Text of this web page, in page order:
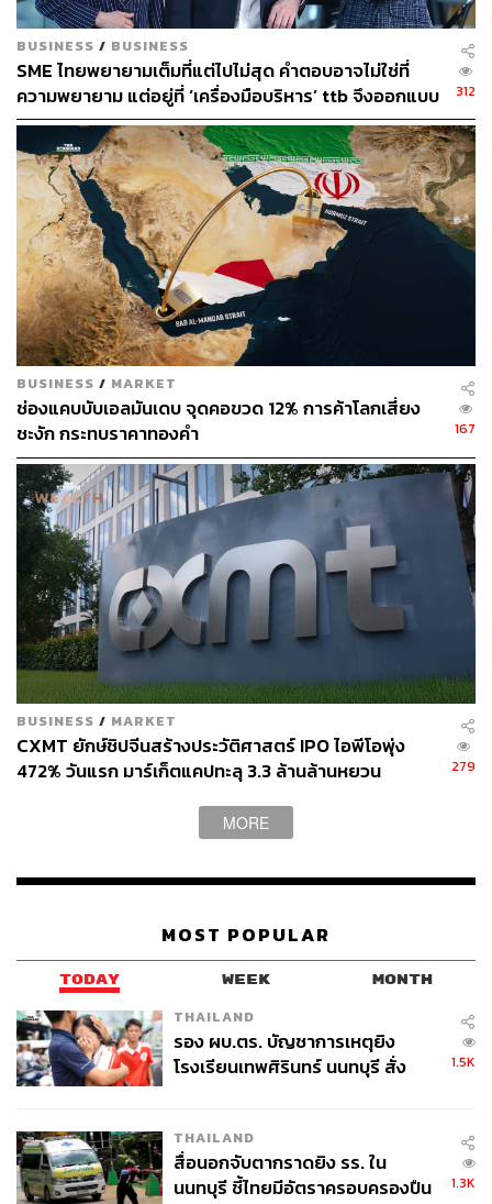
แนวโน้มธุรกิจรับจำนำ 5-10 ปี ข้างหน้า
สุธี พนาวร ประธานเจ้าหน้าที่บริหาร บริษัท ตั้งธนสิน จำกัด
มองว่า ธุรกิจ Easy money จะเติบโตอย่างต่อเนื่อง เนื่องจาก
ทุกวัฏจักรเศรษฐกิจ มนุษย์จะต้องมีการปรับตัว เพื่อหาทาง
รอด โดยเฉพาะช่วงเศรษฐกิจขาลง กลุ่มลูกค้า sme ที่เข้าไม่
ถึงสภาพคล่อง จะหันมาใช้บริการรับจำนำมากขึ้น เพื่อต่อย
อดธุรกิจใหม่ ให้เติบโตต่อไปได้ ซึ่ง Easy money ถือเป็น
พาร์ตเนอร์ที่ช่วยให้ผู้ประกอบการมีเงินทุนตั้งต้นธุรกิจ
นอกจากนี้จากมูลค่าสินทรัพย์ และพฤติกรรมลูกค้า ก็เป็น
ปัจจัยสำคัญ ที่สนับสนุนการเติบโตธุรกิจรับจำนำ ในอนาคต
คนไทยจะครอบครองสินทรัพย์มากขึ้น โดยเฉพาะทองคำ
หากราคาทองคำ ปรับตัวขึ้นอย่างต่อเนื่อง ตามมุมมองของผู้
เชี่ยวชาญ คาดว่าธุรกิจจะโตตามมูลค่าของสินทรัพย์
ทั้งนี้ในด้านจำนวนลูกค้า ปัจจุบัน Easy money ยังมีจำนวน
ลูกค้าน้อย เนื่องจากคนไทย ยังไม่รู้จักบริการนี้ในวงกว้าง จึง
มีพื้นที่เติบโตอีกมาก อีกทั้งยังติดภาพจำ ธุรกิจโรงรับจำนำ
ดั้งเดิม ซึ่งมองว่าลูกค้าที่มาใช้บริการ เป็นคนที่ขัดสนทางการ
เงิน และไม่มีทางเลือก ทั้งที่ความจริงแล้วลูกค้าที่มาใช้
บริการปัจจุบัน เป็นกลุ่มคน ที่รู้จักคว้าโอกาสทางการเงิน มี
สินทรัพย์เป็นของตัวเอง เพราะหารายได้เก่ง
สามารถติดตาม THE STANDARD WEALTH
ผ่านแอปพลิเคชันต่างๆ ที่คุณสะดวกหรือใช้งานอยู่แล้วได้เลย
คนรุ่นใหม่
603
BUSINESS / BUSINESS
SME ไทยพยายามเต็มที่แต่ไปไม่สุด คำตอบอาจไม่ใช่ที่
ความพยายาม แต่อยู่ที่ ‘เครื่องมือบริหาร’ ttb จึงออกแบบ
ttb business one แพลตฟอร์มที่มุ่งเป็น ‘Digital CFO’
ให้ธุรกิจไทย
312
BUSINESS / MARKET
ช่องแคบบับเอลมันเดบ จุดคอขวด 12% การค้าโลกเสี่ยง
ชะงัก กระทบราคาทองคำ
167
BUSINESS / MARKET
CXMT ยักษ์ชิปจีนสร้างประวัติศาสตร์ IPO ไอพีโอพุ่ง
472% วันแรก มาร์เก็ตแคปทะลุ 3.3 ล้านล้านหยวน
279
MORE
MOST POPULAR
TODAY WEEK MONTH
THAILAND
รอง ผบ.ตร. บัญชาการเหตุยิง
โรงเรียนเทพศิรินทร์ นนทบุรี สั่ง
1.5K
THAILAND
สื่อนอกจับตากราดยิง รร. ใน
นนทบุรี ชี้ไทยมีอัตราครอบครองปืน
1.3K